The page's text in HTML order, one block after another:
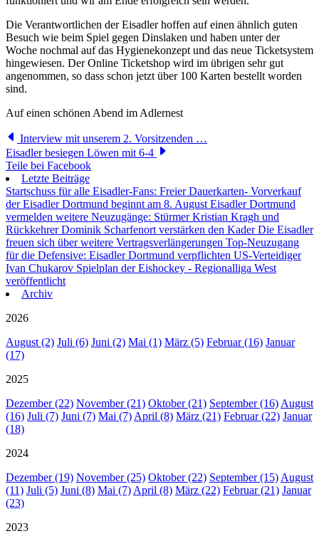
Die Verantwortlichen der Eisadler hoffen auf einen ähnlich guten
Besuch wie beim Spiel gegen Dinslaken und haben unter der
Woche nochmal auf das Hygienekonzept und das neue Ticketsystem
hingewiesen. Der Online Ticketshop wird im übrigen sehr gut
angenommen, so dass schon jetzt über 100 Karten bestellt worden
sind.
Auf einen schönen Abend im Adlernest
Interview mit unserem 2. Vorsitzenden …
Eisadler besiegen Löwen mit 6-4
Teile bei Facebook
Letzte Beiträge
Startschuss für alle Eisadler-Fans: Freier Dauerkarten- Vorverkauf
der Eisadler Dortmund beginnt am 8. August Eisadler Dortmund
vermelden weitere Neuzugänge: Stürmer Kristian Kragh und
Rückkehrer Dominik Scharfenort verstärken den KaderDie Eisadler
freuen sich über weitere Vertragsverlängerungen Top-Neuzugang
für die Defensive: Eisadler Dortmund verpflichten US-Verteidiger
Ivan Chukarov Spielplan der Eishockey - Regionalliga West
veröffentlicht
Archiv
2026
August (2) Juli (6) Juni (2) Mai (1) März (5) Februar (16) Januar
(17)
2025
Dezember (22) November (21) Oktober (21) September (16) August
(16) Juli (7) Juni (7) Mai (7) April (8) März (21) Februar (22) Januar
(18)
2024
Dezember (19) November (25) Oktober (22) September (15) August
(11) Juli (5) Juni (8) Mai (7) April (8) März (22) Februar (21) Januar
(23)
2023